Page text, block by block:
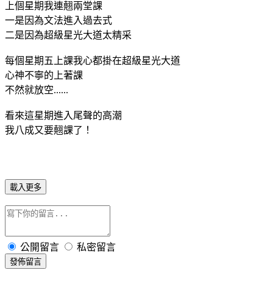
上個星期我連翹兩堂課
一是因為文法進入過去式
二是因為超級星光大道太精采
每個星期五上課我心都掛在超級星光大道
心神不寧的上著課
不然就放空......
看來這星期進入尾聲的高潮
我八成又要翹課了！
載入更多
公開留言 私密留言
發佈留言